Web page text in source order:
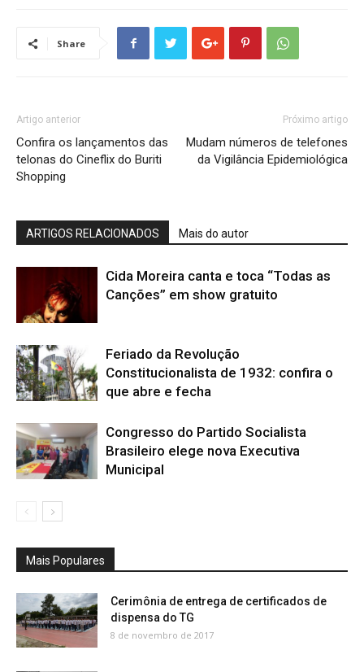
Share
Artigo anterior
Confira os lançamentos das
telonas do Cineflix do Buriti
Shopping
Próximo artigo
Mudam números de telefones
da Vigilância Epidemiológica
ARTIGOS RELACIONADOS Mais do autor
Cida Moreira canta e toca “Todas as
Canções” em show gratuito
Feriado da Revolução
Constitucionalista de 1932: confira o
que abre e fecha
Congresso do Partido Socialista
Brasileiro elege nova Executiva
Municipal
Mais Populares
Cerimônia de entrega de certificados de
dispensa do TG
8 de novembro de 2017